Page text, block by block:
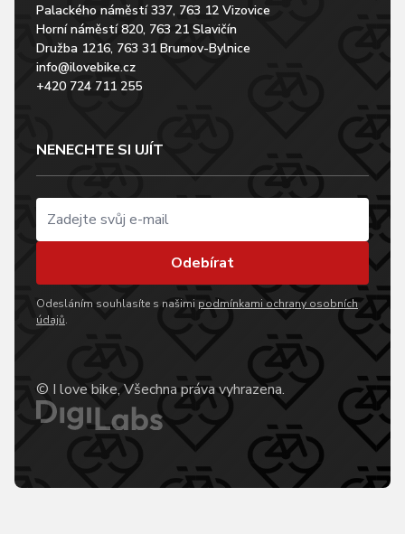
Palackého náměstí 337, 763 12 Vizovice
Horní náměstí 820, 763 21 Slavičín
Družba 1216, 763 31 Brumov-Bylnice
info@ilovebike.cz
+420 724 711 255
NENECHTE SI UJÍT
Odebírat
Odesláním souhlasíte s našimi podmínkami ochrany osobních
údajů.
© I love bike, Všechna práva vyhrazena.